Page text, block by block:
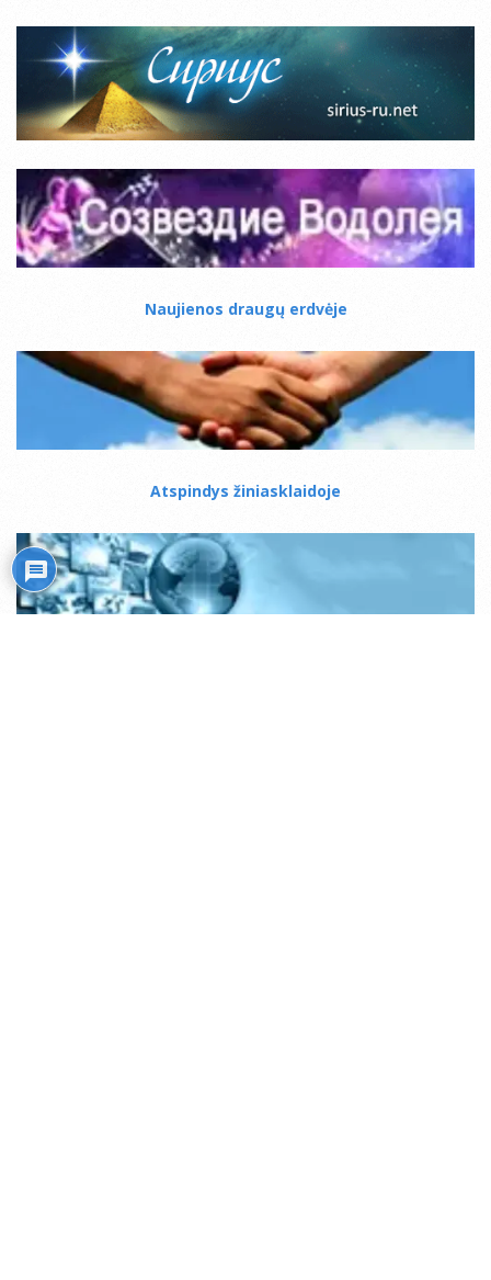
Naujienos draugų erdvėje
Atspindys žiniasklaidoje